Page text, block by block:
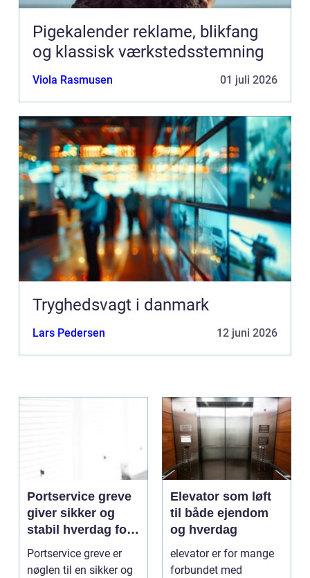
Pigekalender reklame, blikfang
og klassisk værkstedsstemning
Viola Rasmusen 01 juli 2026
Tryghedsvagt i danmark
Lars Pedersen 12 juni 2026
Portservice greve
giver sikker og
stabil hverdag for
porte
Portservice greve er
nøglen til en sikker og
Elevator som løft
til både ejendom
og hverdag
elevator er for mange
forbundet med